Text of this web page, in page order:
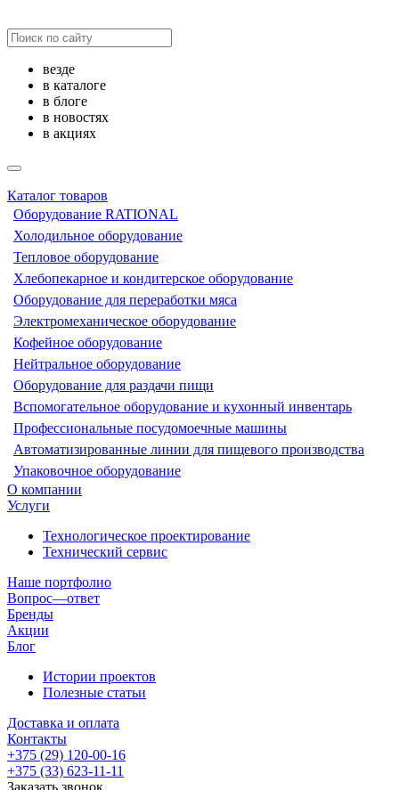
везде
в каталоге
в блоге
в новостях
в акциях
Каталог товаров
Оборудование RATIONAL
Холодильное оборудование
Тепловое оборудование
Хлебопекарное и кондитерское оборудование
Оборудование для переработки мяса
Электромеханическое оборудование
Кофейное оборудование
Нейтральное оборудование
Оборудование для раздачи пищи
Вспомогательное оборудование и кухонный инвентарь
Профессиональные посудомоечные машины
Автоматизированные линии для пищевого производства
Упаковочное оборудование
О компании
Услуги
Технологическое проектирование
Технический сервис
Наше портфолио
Вопрос—ответ
Бренды
Акции
Блог
Истории проектов
Полезные статьи
Доставка и оплата
Контакты
+375 (29) 120-00-16
+375 (33) 623-11-11
Заказать звонок